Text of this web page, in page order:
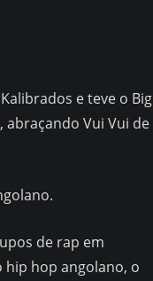
e teve o Big
abraçando Vui Vui de
de rap em
hop angolano, o